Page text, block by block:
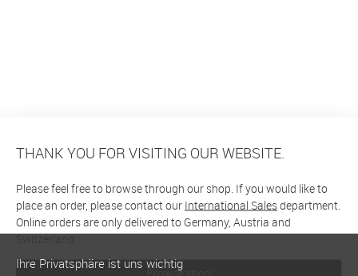
THANK YOU FOR VISITING OUR WEBSITE.
Please feel free to browse through our shop. If you would like to
place an order, please contact our International Salesdepartment.
Online orders are only delivered to Germany, Austria and
Switzerland
Browse shop
Ihre Privatsphäre ist uns wichtig